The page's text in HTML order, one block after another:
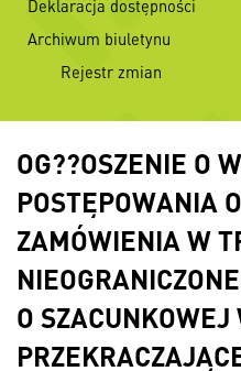
Deklaracja dostępności
Archiwum biuletynu
Rejestr zmian
OG??OSZENIE O
POSTĘPOWANIA
ZAMÓWIENIA W
O